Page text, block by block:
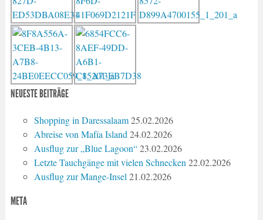
NEUESTE BEITRÄGE
Shopping in Daressalaam 25.02.2026
Abreise von Mafía Island 24.02.2026
Ausflug zur „Blue Lagoon“ 23.02.2026
Letzte Tauchgänge mit vielen Schnecken 22.02.2026
Ausflug zur Mange-Insel 21.02.2026
META